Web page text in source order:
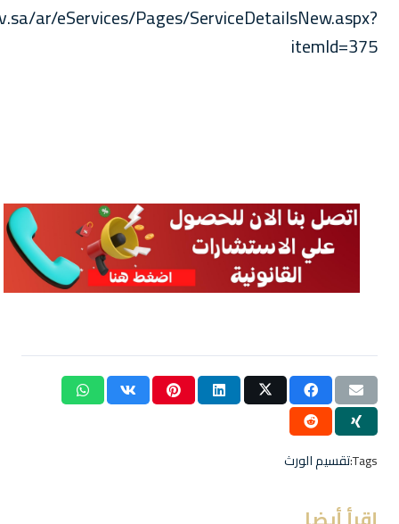
ar/eServices/Pages/ServiceDetailsNew.aspx?
itemId=375
Tags:تقسيم الورث